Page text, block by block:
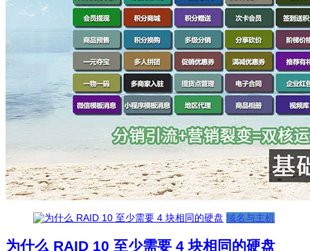
域名与主机
为什么 RAID 10 至少需要 4 块相同的硬盘